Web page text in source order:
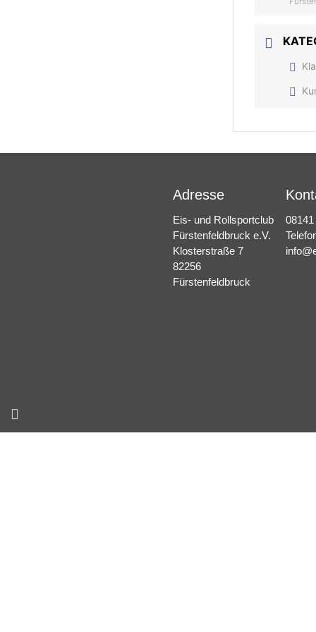
Adresse
Eis- und Rollsportclub
Fürstenfeldbruck e.V.
Klosterstraße 7
82256
Fürstenfeldbruck